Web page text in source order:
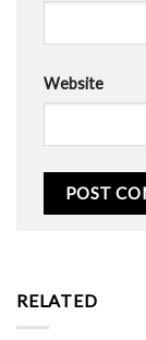
Website
RELATED